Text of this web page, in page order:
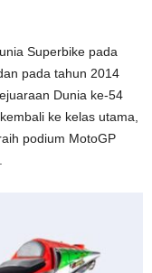
Superbike pada
pada tahun 2014
Dunia ke-54
ke kelas utama,
podium MotoGP